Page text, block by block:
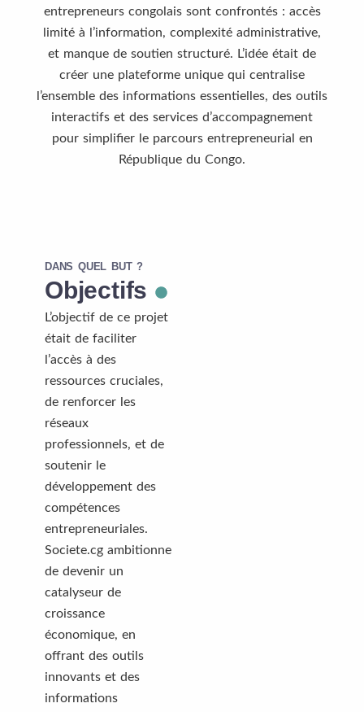
entrepreneurs congolais sont confrontés : accès
limité à l’information, complexité administrative,
et manque de soutien structuré. L’idée était de
créer une plateforme unique qui centralise
l’ensemble des informations essentielles, des outils
interactifs et des services d’accompagnement
pour simplifier le parcours entrepreneurial en
République du Congo.
DANS QUEL BUT ?
Objectifs
L’objectif de ce projet
était de faciliter
l’accès à des
ressources cruciales,
de renforcer les
réseaux
professionnels, et de
soutenir le
développement des
compétences
entrepreneuriales.
Societe.cg ambitionne
de devenir un
catalyseur de
croissance
économique, en
offrant des outils
innovants et des
informations